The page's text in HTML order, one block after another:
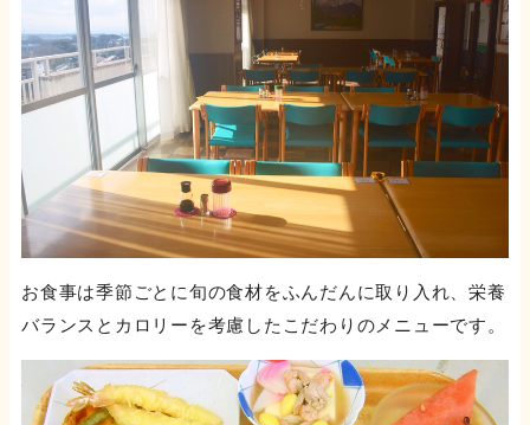
お食事は季節ごとに旬の食材をふんだんに取り入れ、栄養
バランスとカロリーを考慮したこだわりのメニューです。